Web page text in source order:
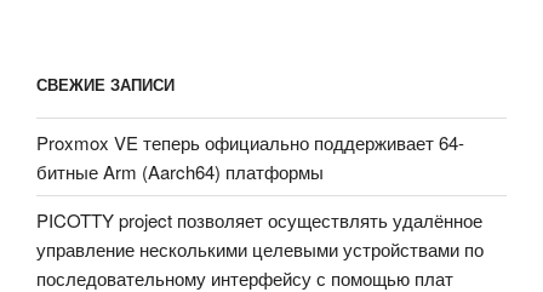
СВЕЖИЕ ЗАПИСИ
Proxmox VE теперь официально поддерживает 64-
битные Arm (Aarch64) платформы
PICOTTY project позволяет осуществлять удалённое
управление несколькими целевыми устройствами по
последовательному интерфейсу с помощью плат